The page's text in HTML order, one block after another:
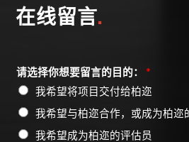
在线留言.
请选择你想要留言的目的：*
我希望将项目交付给柏迩
我希望与柏迩合作，或成为柏迩
我希望成为柏迩的评估员